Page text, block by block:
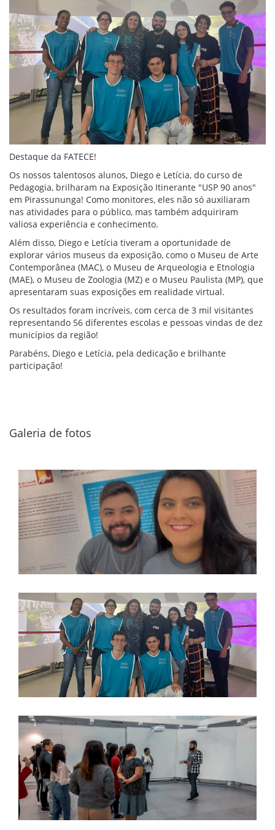
Destaque da FATECE!
Os nossos talentosos alunos, Diego e Letícia, do curso de
Pedagogia, brilharam na Exposição Itinerante "USP 90 anos"
em Pirassununga! Como monitores, eles não só auxiliaram
nas atividades para o público, mas também adquiriram
valiosa experiência e conhecimento.
Além disso, Diego e Letícia tiveram a oportunidade de
explorar vários museus da exposição, como o Museu de Arte
Contemporânea (MAC), o Museu de Arqueologia e Etnologia
(MAE), o Museu de Zoologia (MZ) e o Museu Paulista (MP), que
apresentaram suas exposições em realidade virtual.
Os resultados foram incríveis, com cerca de 3 mil visitantes
representando 56 diferentes escolas e pessoas vindas de dez
municípios da região!
Parabéns, Diego e Letícia, pela dedicação e brilhante
participação!
Galeria de fotos